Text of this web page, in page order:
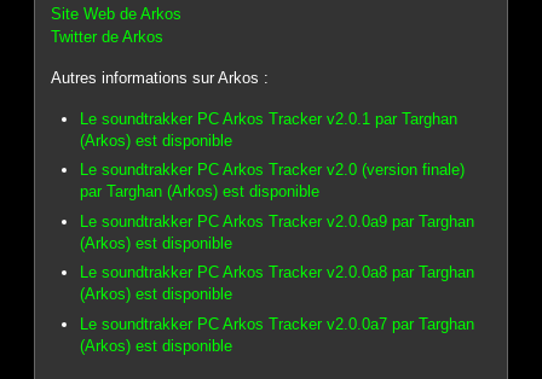
Site Web de Arkos
Twitter de Arkos
Autres informations sur Arkos :
Le soundtrakker PC Arkos Tracker v2.0.1 par Targhan
(Arkos) est disponible
Le soundtrakker PC Arkos Tracker v2.0 (version finale)
par Targhan (Arkos) est disponible
Le soundtrakker PC Arkos Tracker v2.0.0a9 par Targhan
(Arkos) est disponible
Le soundtrakker PC Arkos Tracker v2.0.0a8 par Targhan
(Arkos) est disponible
Le soundtrakker PC Arkos Tracker v2.0.0a7 par Targhan
(Arkos) est disponible